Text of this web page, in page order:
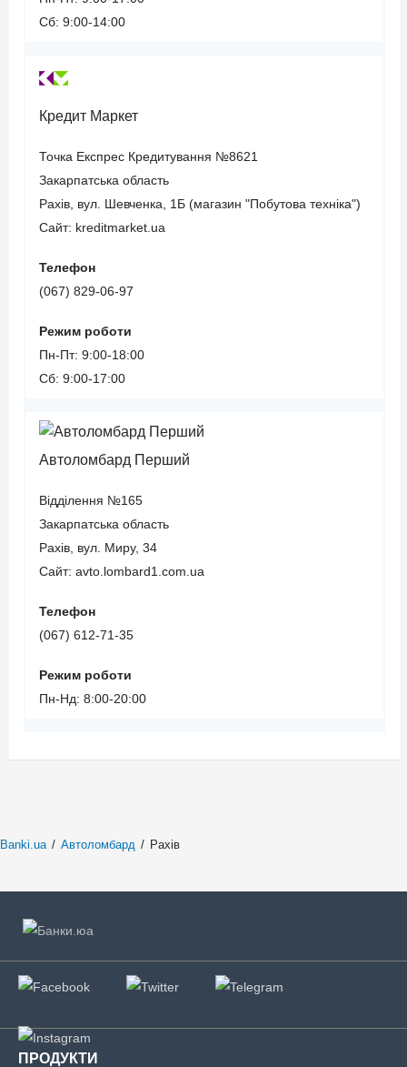
Сб: 9:00-14:00
Кредит Маркет
Точка Експрес Кредитування №8621
Закарпатська область
Рахів, вул. Шевченка, 1Б (магазин "Побутова техніка")
Сайт: kreditmarket.ua
Телефон
(067) 829-06-97
Режим роботи
Пн-Пт: 9:00-18:00
Сб: 9:00-17:00
Автоломбард Перший
Відділення №165
Закарпатська область
Рахів, вул. Миру, 34
Сайт: avto.lombard1.com.ua
Телефон
(067) 612-71-35
Режим роботи
Пн-Нд: 8:00-20:00
Banki.ua / Автоломбард / Рахів
ПРОДУКТИ